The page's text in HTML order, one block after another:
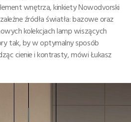
wnętrza, kinkiety Nowodvorski
źródła światła: bazowe oraz
kolekcjach lamp wiszących
tak, by w optymalny sposób
cienie i kontrasty, mówi Łukasz